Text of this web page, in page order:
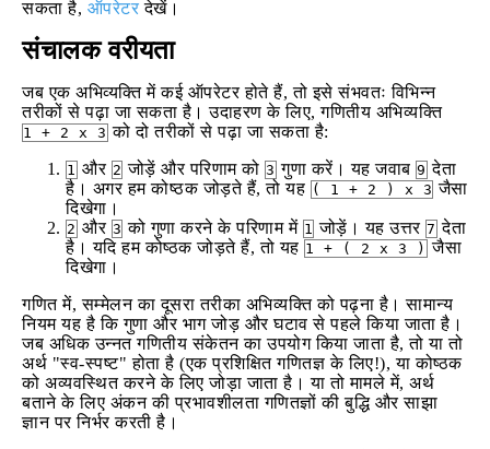
सकता है, ऑपरेटर देखें।
संचालक वरीयता
जब एक अभिव्यक्ति में कई ऑपरेटर होते हैं, तो इसे संभवतः विभिन्न
तरीकों से पढ़ा जा सकता है। उदाहरण के लिए, गणितीय अभिव्यक्ति
1 + 2 x 3 को दो तरीकों से पढ़ा जा सकता है:
1 और 2 जोड़ें और परिणाम को 3 गुणा करें। यह जवाब 9 देता
है। अगर हम कोष्ठक जोड़ते हैं, तो यह ( 1 + 2 ) x 3 जैसा
दिखेगा।
2 और 3 को गुणा करने के परिणाम में 1 जोड़ें। यह उत्तर 7 देता
है। यदि हम कोष्ठक जोड़ते हैं, तो यह 1 + ( 2 x 3 ) जैसा
दिखेगा।
गणित में, सम्मेलन का दूसरा तरीका अभिव्यक्ति को पढ़ना है। सामान्य
नियम यह है कि गुणा और भाग जोड़ और घटाव से पहले किया जाता है।
जब अधिक उन्नत गणितीय संकेतन का उपयोग किया जाता है, तो या तो
अर्थ "स्व-स्पष्ट" होता है (एक प्रशिक्षित गणितज्ञ के लिए!), या कोष्ठक
को अव्यवस्थित करने के लिए जोड़ा जाता है। या तो मामले में, अर्थ
बताने के लिए अंकन की प्रभावशीलता गणितज्ञों की बुद्धि और साझा
ज्ञान पर निर्भर करती है।